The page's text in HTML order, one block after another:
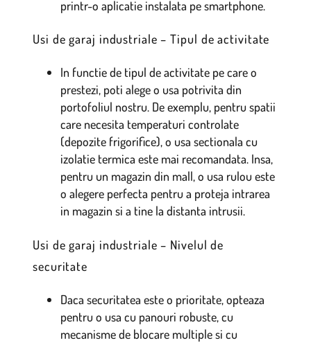
printr-o aplicatie instalata pe smartphone.
Usi de garaj industriale – Tipul de activitate
In functie de tipul de activitate pe care o
prestezi, poti alege o usa potrivita din
portofoliul nostru. De exemplu, pentru spatii
care necesita temperaturi controlate
(depozite frigorifice), o usa sectionala cu
izolatie termica este mai recomandata. Insa,
pentru un magazin din mall, o usa rulou este
o alegere perfecta pentru a proteja intrarea
in magazin si a tine la distanta intrusii.
Usi de garaj industriale – Nivelul de
securitate
Daca securitatea este o prioritate, opteaza
pentru o usa cu panouri robuste, cu
mecanisme de blocare multiple si cu